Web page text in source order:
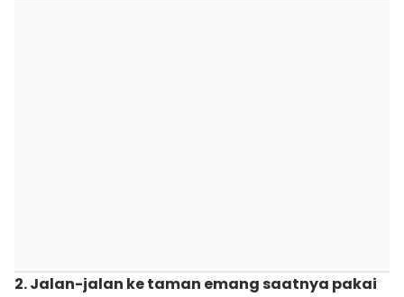
2. Jalan-jalan ke taman emang saatnya pakai